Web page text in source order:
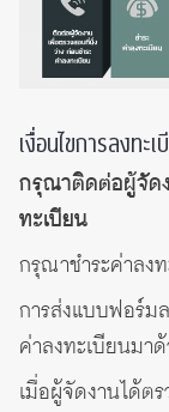
เงื่อนไขการลงทะเ
กรุณาติดต่อผู้จัด
ทะเบียน
กรุณาชำระค่าลง
การส่งแบบฟอร์ม
ค่าลงทะเบียนมา
เมื่อผู้จัดงานได้ต